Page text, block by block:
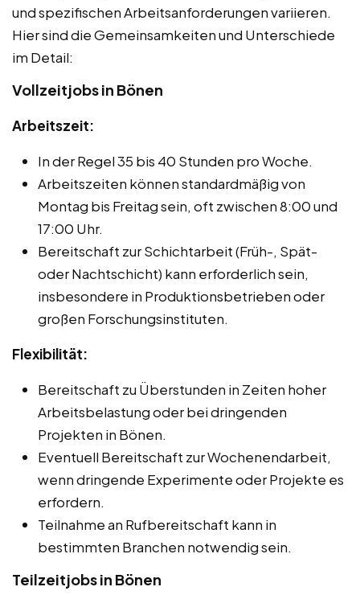
und spezifischen Arbeitsanforderungen variieren.
Hier sind die Gemeinsamkeiten und Unterschiede
im Detail:
Vollzeitjobs in Bönen
Arbeitszeit:
In der Regel 35 bis 40 Stunden pro Woche.
Arbeitszeiten können standardmäßig von
Montag bis Freitag sein, oft zwischen 8:00 und
17:00 Uhr.
Bereitschaft zur Schichtarbeit (Früh-, Spät-
oder Nachtschicht) kann erforderlich sein,
insbesondere in Produktionsbetrieben oder
großen Forschungsinstituten.
Flexibilität:
Bereitschaft zu Überstunden in Zeiten hoher
Arbeitsbelastung oder bei dringenden
Projekten in Bönen.
Eventuell Bereitschaft zur Wochenendarbeit,
wenn dringende Experimente oder Projekte es
erfordern.
Teilnahme an Rufbereitschaft kann in
bestimmten Branchen notwendig sein.
Teilzeitjobs in Bönen